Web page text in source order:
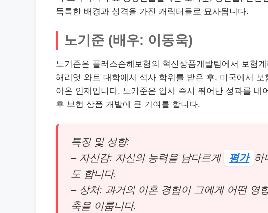
독특한 배경과 성격을 가진 캐릭터들로 묘사됩니다.
노기준 (배우: 이동욱)
노기준은 플러스손해보험의 혁신상품개발팀에서 보험
해리엇 와트 대학에서 석사 학위를 받은 후, 미국에서
아온 인재입니다. 노기준은 입사 즉시 뛰어난 성과를 내
후 보험 상품 개발에 큰 기여를 합니다.
특징 및 성향:
– 자신감: 자신의 능력을 남다르게
평가 하
도 합니다.
– 상처: 과거의 이혼 경험이 그에게 어떤 영
축을 이룹니다.